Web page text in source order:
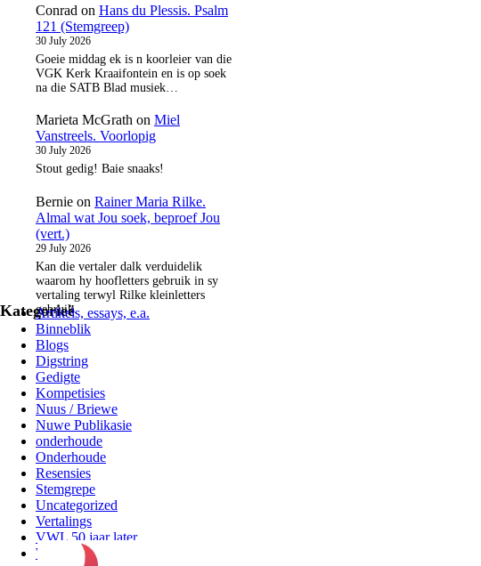
Conrad on Hans du Plessis. Psalm
121 (Stemgreep)
30 July 2026
Goeie middag ek is n koorleier van die
VGK Kerk Kraaifontein en is op soek
na die SATB Blad musiek…
Marieta McGrath on Miel
Vanstreels. Voorlopig
30 July 2026
Stout gedig! Baie snaaks!
Bernie on Rainer Maria Rilke.
Almal wat Jou soek, beproef Jou
(vert.)
29 July 2026
Kan die vertaler dalk verduidelik
waarom hy hoofletters gebruik in sy
vertaling terwyl Rilke kleinletters
gebruik.
KategorieëArtikels, essays, e.a.
Binneblik
Blogs
Digstring
Gedigte
Kompetisies
Nuus / Briewe
Nuwe Publikasie
onderhoude
Onderhoude
Resensies
Stemgrepe
Uncategorized
Vertalings
VWL 50 jaar later
Wisselkaarten